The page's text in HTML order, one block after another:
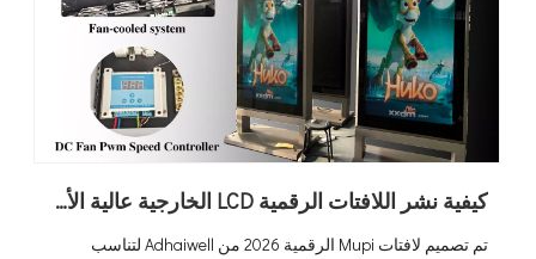
كيفية نشر اللافتات الرقمية LCD الخارجية عالية الأداء في ظل حرارة شديدة تصل إلى 60 درجة مئوية في دبي
تم تصميم لافتات Mupi الرقمية 2026 من Adhaiwell لتناسب